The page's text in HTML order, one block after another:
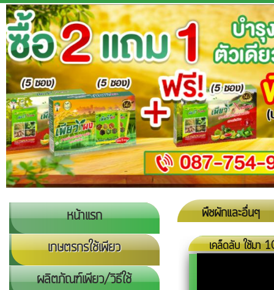
หน้าแรก
เกษตรกรใช้เพียว
ผลิตภัณฑ์เพียว/วิธีใช้
พืชผักและอื่นๆ
เคล็ดลับ ใช้มา